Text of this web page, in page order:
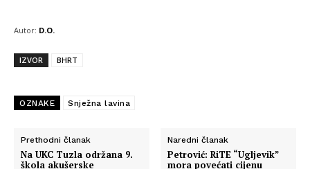
Autor: D.O.
IZVOR BHRT
OZNAKE Snježna lavina
Prethodni članak
Na UKC Tuzla održana 9.
škola akušerske
Naredni članak
Petrović: RiTE “Ugljevik”
mora povećati cijenu